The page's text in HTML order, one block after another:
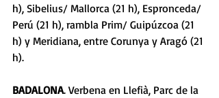
h), Sibelius/ Mallorca (21 h), Espronceda/
Perú (21 h), rambla Prim/ Guipúzcoa (21
h) y Meridiana, entre Corunya y Aragó (21
h).
BADALONA. Verbena en Llefià, Parc de la